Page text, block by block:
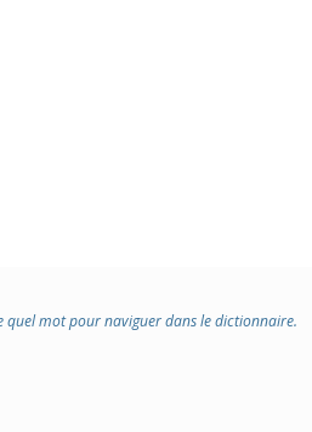
quel mot pour naviguer dans le dictionnaire.